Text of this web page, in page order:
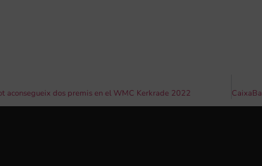
aconsegueix dos premis en el WMC Kerkrade 2022